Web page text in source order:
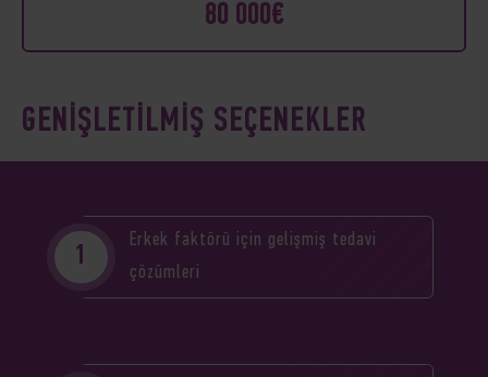
80 000€
GENİŞLETİLMİŞ SEÇENEKLER
Erkek faktörü için gelişmiş tedavi
çözümleri